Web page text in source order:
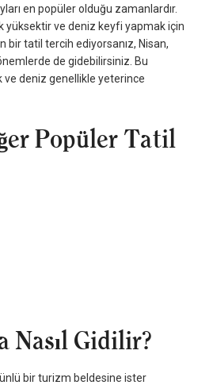
en popüler olduğu zamanlardır.
yüksektir ve deniz keyfi yapmak için
bir tatil tercih ediyorsanız, Nisan,
de gidebilirsiniz. Bu
ve deniz genellikle yeterince
Popüler Tatil
Nasıl Gidilir?
bir turizm beldesine ister